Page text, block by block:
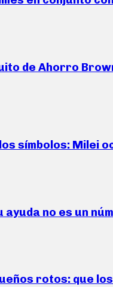
de Ahorro
símbolos: Milei
ayuda no es un
rotos: que